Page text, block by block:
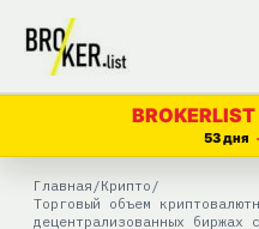
Перейти
содержимому
53 дня
Главная /Крипто /
Торговый объем
децентрализованных биржах